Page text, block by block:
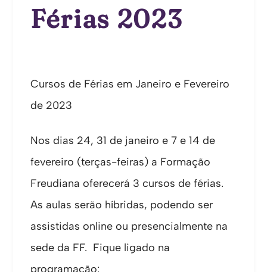
Férias 2023
Cursos de Férias em Janeiro e Fevereiro
de 2023
Nos dias 24, 31 de janeiro e 7 e 14 de
fevereiro (terças-feiras) a Formação
Freudiana oferecerá 3 cursos de férias.
As aulas serão híbridas, podendo ser
assistidas online ou presencialmente na
sede da FF. Fique ligado na
programação: